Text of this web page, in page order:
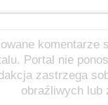
komentarze
Portal nie
zastrzega
obraźliwych lub